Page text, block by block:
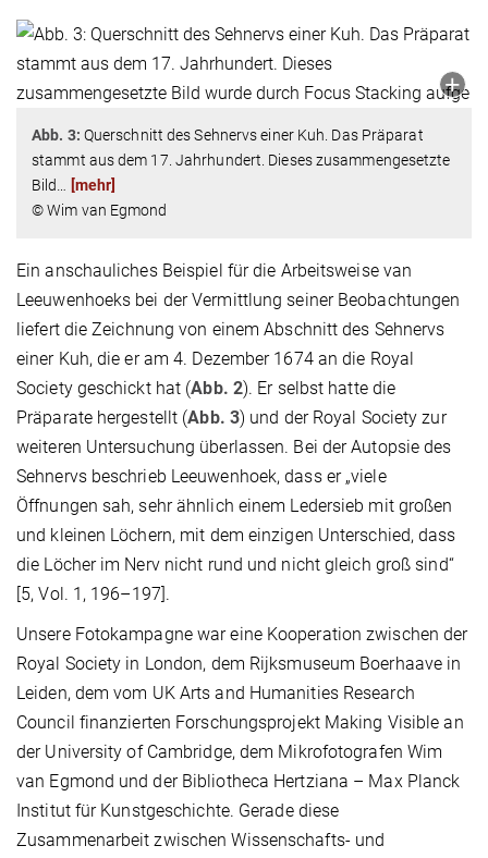
Abb. 3: Querschnitt des Sehnervs einer Kuh. Das Präparat
stammt aus dem 17. Jahrhundert. Dieses zusammengesetzte
Bild… [mehr]
© Wim van Egmond
Ein anschauliches Beispiel für die Arbeitsweise van
Leeuwenhoeks bei der Vermittlung seiner Beobachtungen
liefert die Zeichnung von einem Abschnitt des Sehnervs
einer Kuh, die er am 4. Dezember 1674 an die Royal
Society geschickt hat (Abb. 2). Er selbst hatte die
Präparate hergestellt (Abb. 3) und der Royal Society zur
weiteren Untersuchung überlassen. Bei der Autopsie des
Sehnervs beschrieb Leeuwenhoek, dass er „viele
Öffnungen sah, sehr ähnlich einem Ledersieb mit großen
und kleinen Löchern, mit dem einzigen Unterschied, dass
die Löcher im Nerv nicht rund und nicht gleich groß sind“
[5, Vol. 1, 196–197].
Unsere Fotokampagne war eine Kooperation zwischen der
Royal Society in London, dem Rijksmuseum Boerhaave in
Leiden, dem vom UK Arts and Humanities Research
Council finanzierten Forschungsprojekt Making Visible an
der University of Cambridge, dem Mikrofotografen Wim
van Egmond und der Bibliotheca Hertziana – Max Planck
Institut für Kunstgeschichte. Gerade diese
Zusammenarbeit zwischen Wissenschafts- und